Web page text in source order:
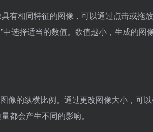
有相同特征的图像，可以通过点击或拖
中选择适当的数值。数值越小，生成的
像的纵横比例。通过更改图像大小，可
都会产生不同的影响。